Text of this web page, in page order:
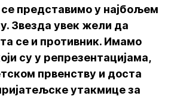
представимо у најбољем
Звезда увек жели да
се и противник. Имамо
су у репрезентацијама,
првенству и доста
утакмице за